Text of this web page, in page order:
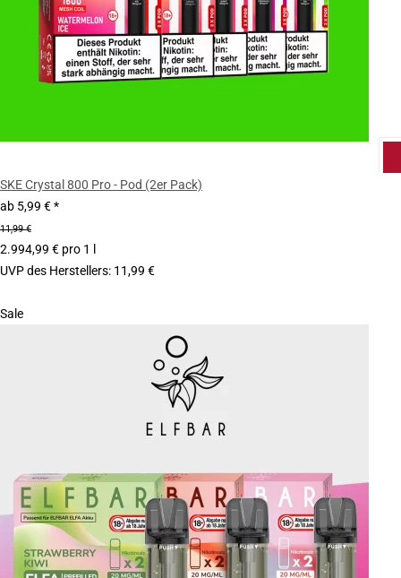
SKE Crystal 800 Pro - Pod (2er Pack)
ab 5,99 €*
11,99 €
2.994,99 € pro 1 l
UVP des Herstellers: 11,99 €
Sale